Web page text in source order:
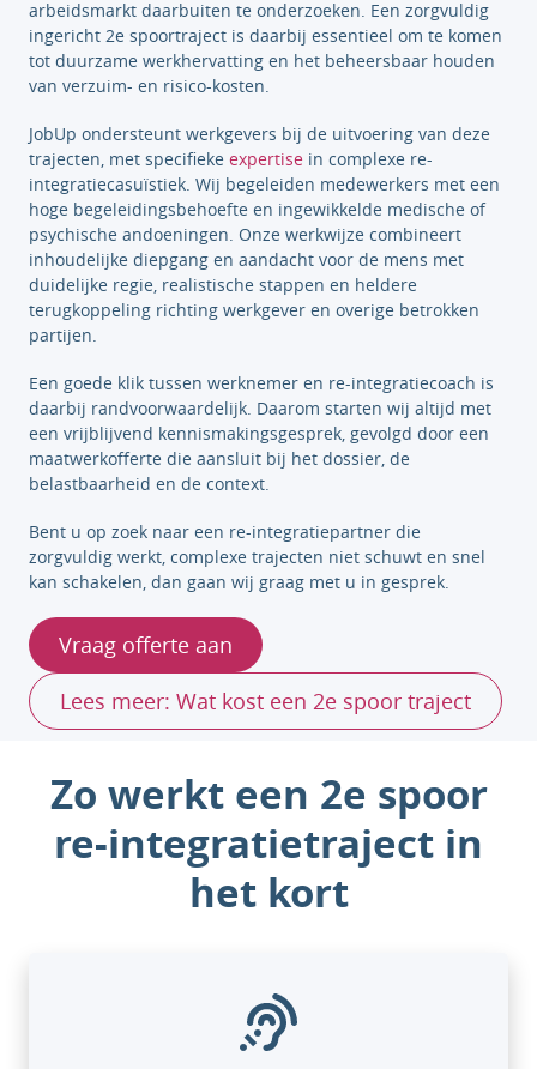
arbeidsmarkt daarbuiten te onderzoeken. Een zorgvuldig
ingericht 2e spoortraject is daarbij essentieel om te komen
tot duurzame werkhervatting en het beheersbaar houden
van verzuim- en risico-kosten.
JobUp ondersteunt werkgevers bij de uitvoering van deze
trajecten, met specifieke expertise in complexe re-
integratiecasuïstiek. Wij begeleiden medewerkers met een
hoge begeleidingsbehoefte en ingewikkelde medische of
psychische andoeningen. Onze werkwijze combineert
inhoudelijke diepgang en aandacht voor de mens met
duidelijke regie, realistische stappen en heldere
terugkoppeling richting werkgever en overige betrokken
partijen.
Een goede klik tussen werknemer en re-integratiecoach is
daarbij randvoorwaardelijk. Daarom starten wij altijd met
een vrijblijvend kennismakingsgesprek, gevolgd door een
maatwerkofferte die aansluit bij het dossier, de
belastbaarheid en de context.
Bent u op zoek naar een re-integratiepartner die
zorgvuldig werkt, complexe trajecten niet schuwt en snel
kan schakelen, dan gaan wij graag met u in gesprek.
Vraag offerte aan
Lees meer: Wat kost een 2e spoor traject
Zo werkt een 2e spoor
re-integratietraject in
het kort